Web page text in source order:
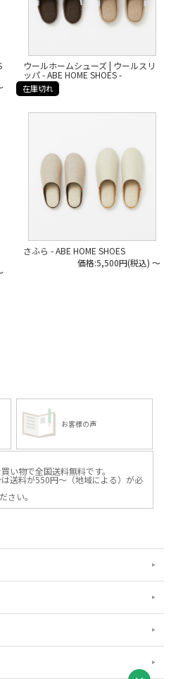
ウールホームシューズ | ウールスリ
ッパ - ABE HOME SHOES -
在庫切れ
さふら - ABE HOME SHOES
価格:5,500円(税込) ～
お客様の声
い物で全国送料無料です。
送料が550円～（地域による）が必
さい。